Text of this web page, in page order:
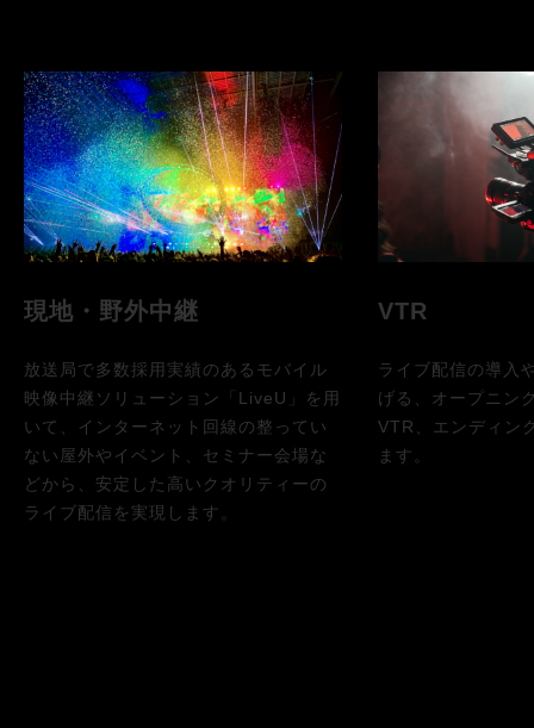
現地・野外中継
放送局で多数採用実績のあるモバイル
映像中継ソリューション「LiveU」を用
いて、インターネット回線の整ってい
ない屋外やイベント、セミナー会場な
どから、安定した高いクオリティーの
ライブ配信を実現します。
VTR
ライブ配信の導入
げる、オープニン
VTR、エンディン
ます。